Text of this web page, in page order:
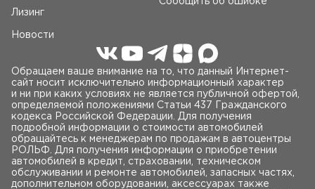
Лизинг
Новости
Обращаем ваше внимание на то, что данный Интернет-
сайт носит исключительно информационный характер
и ни при каких условиях не является публичной офертой,
определяемой положениями Статьи 437 Гражданского
кодекса Российской Федерации. Для получения
подробной информации о стоимости автомобилей
обращайтесь к менеджерам по продажам в автоцентры
РОЛЬФ. Для получения информации о приобретении
автомобилей в кредит, страховании, техническом
обслуживании и ремонте автомобилей, запасных частях,
дополнительном оборудовании, аксессуарах также